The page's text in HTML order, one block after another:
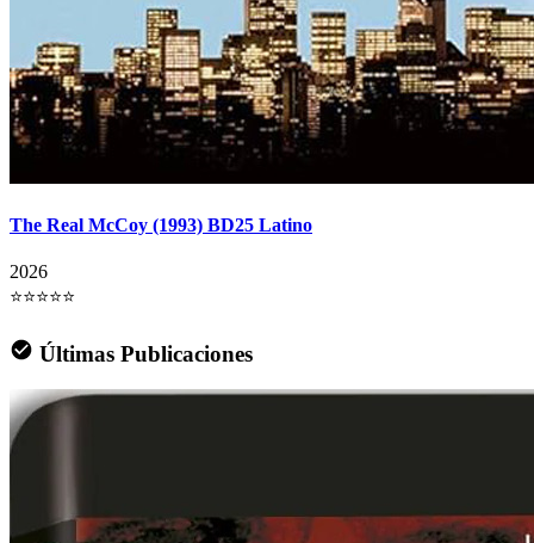
The Real McCoy (1993) BD25 Latino
2026
⭐⭐⭐⭐⭐
Últimas Publicaciones